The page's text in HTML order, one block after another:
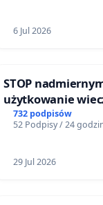
6 Jul 2026
STOP
użytkowanie
zajmowanych
ogrody działkowe.
732 podpisów
52 Podpisy / 24
29 Jul 2026